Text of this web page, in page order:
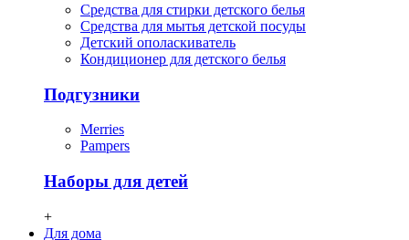
Средства для стирки детского белья
Средства для мытья детской посуды
Детский ополаскиватель
Кондиционер для детского белья
Подгузники
Merries
Pampers
Наборы для детей
+
Для дома